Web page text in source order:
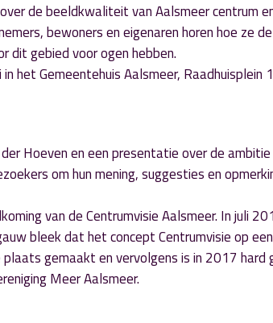
de beeldkwaliteit van Aalsmeer centrum
bewoners en eigenaren horen hoe ze de
dit gebied voor ogen hebben.
het Gemeentehuis Aalsmeer, Raadhuisplein 1
Hoeven en een presentatie over de
om hun mening, suggesties en
van de Centrumvisie Aalsmeer. In juli
bleek dat het concept Centrumvisie op
gemaakt en vervolgens is in 2017 hard
Meer Aalsmeer.